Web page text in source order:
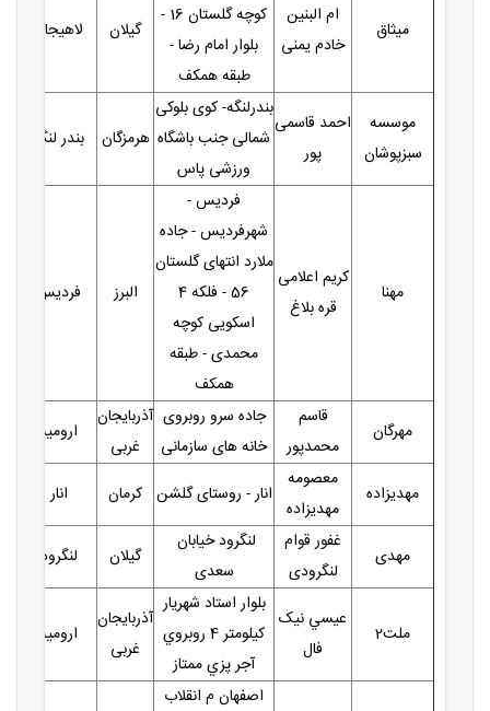
میثاق
ام البنین
خادم یمنی
کوچه گلستان 16 -
بلوار امام رضا -
طبقه همکف
گیلان لاهیجان
موسسه
سبزپوشان
احمد قاسمی
پور
بندرلنگه- کوی بلوکی
شمالی جنب باشگاه
ورزشی پاس
هرمزگان بندر لنگه
مهنا
کریم اعلامی
قره بلاغ
فردیس -
شهرفردیس - جاده
ملارد انتهای گلستان
56 - فلکه 4
اسکویی کوچه
محمدی - طبقه
همکف
البرز فردیس
مهرگان
قاسم
محمدپور
جاده سرو روبروی
خانه های سازمانی
آذربایجان
غربی
ارومیه
مهدیزاده
معصومه
مهدیزاده
انار - روستای گلشن کرمان انار
مهدی
غفور قوام
لنگرودی
لنگرود خیابان
سعدی
گیلان لنگرود
ملت2
عيسي نيک
فال
بلوار استاد شهريار
کيلومتر 4 روبروي
آجر پزي ممتاز
آذربایجان
غربی
ارومیه
اصفهان م انقلاب